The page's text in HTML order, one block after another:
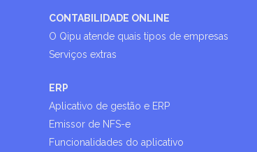
CONTABILIDADE ONLINE
O Qipu atende quais tipos de empresas
Serviços extras
ERP
Aplicativo de gestão e ERP
Emissor de NFS-e
Funcionalidades do aplicativo